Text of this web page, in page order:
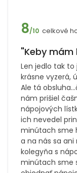
8/10 celkové
"Keby mám
Len jedlo tak
krásne vyzerá,
Ale tá
nám prišiel
nápojových
ich nevedel
minútach sme
a na nás sa ani
kolegyňa s
minútach sme